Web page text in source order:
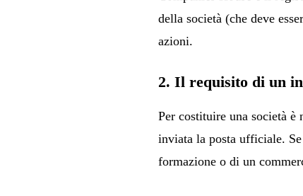
della società (che deve
azioni.
2. Il requisito di un
Per costituire una società è
inviata la posta ufficiale.
formazione o di un